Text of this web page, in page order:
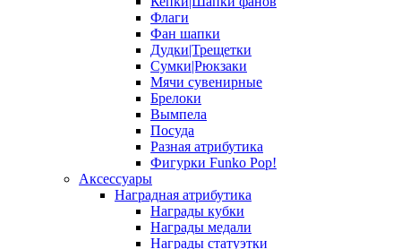
Флаги
Фан шапки
Дудки|Трещетки
Сумки|Рюкзаки
Мячи сувенирные
Брелоки
Вымпела
Посуда
Разная атрибутика
Фигурки Funko Pop!
Аксессуары
Наградная атрибутика
Награды кубки
Награды медали
Награды статуэтки